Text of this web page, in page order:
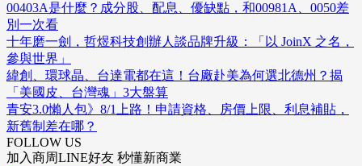
00403A是什麼？成分股、配息、優缺點，和00981A、0050差
別一次看
十年磨一劍，哲煜科技創辦人談品牌升級：「以 JoinX 之名，
參與世界」
緯創、環球晶、台達電都在這！台廠赴美為何選北德州？揭
「美國皮、台灣魂」3大盤算
青安3.0懶人包》8/1上路！申請資格、房價上限、利息補貼，
新舊制差在哪？
FOLLOW US
加入商周LINE好友 秒懂新商業